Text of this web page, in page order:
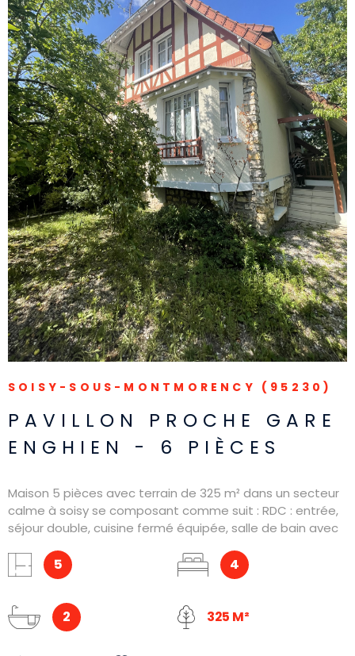
SOISY-SOUS-MONTMORENCY (95230)
PAVILLON PROCHE GARE
ENGHIEN - 6 PIÈCES
Maison 5 pièces avec terrain de 325 m² dans un secteur
calme à soisy se composant comme suit : RDC : entrée,
séjour double, cuisine fermé équipée, salle de bain avec
avec WC. sous sol : garage / atelier, pièce, WC.
5 4
2 325 M²
VOIR LE BIEN